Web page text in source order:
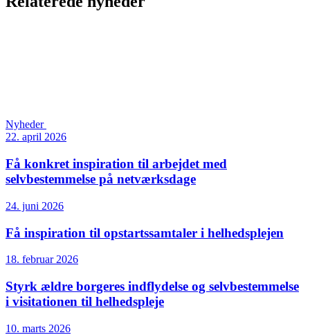
Nyheder
22. april 2026
Få konkret inspiration til arbejdet med
selvbestemmelse på netværksdage
24. juni 2026
Få inspiration til opstartssamtaler i helhedsplejen
18. februar 2026
Styrk ældre borgeres indflydelse og selvbestemmelse
i visitationen til helhedspleje
10. marts 2026